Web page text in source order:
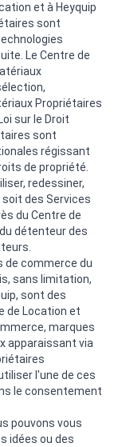
et à Heyquip
sont
Le Centre de
Propriétaires
sur le Droit
sont
régissant
de propriété.
redessiner,
des Services
du Centre de
détenteur des
de commerce du
sans limitation,
sont des
de Location et
marques
apparaissant via
l'une de ces
le consentement
pouvons vous
idées ou des